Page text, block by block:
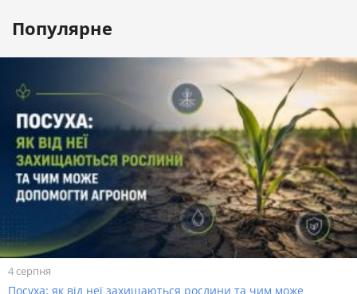
Популярне
4 серпня
Посуха: як від неї захищаються рослини та чим може